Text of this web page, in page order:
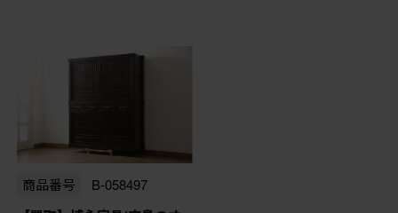
商品番号 B-058497